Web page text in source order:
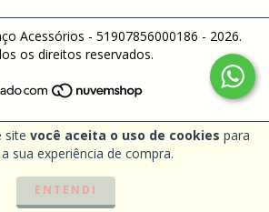
site você aceita o uso de cookies para
sua experiência de compra.
ENTENDI
Acessórios - 51907856000186 - 2026.
os direitos reservados.